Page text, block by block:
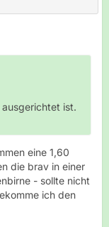
ist.
eine 1,60
die brav in einer
- sollte nicht
ich den